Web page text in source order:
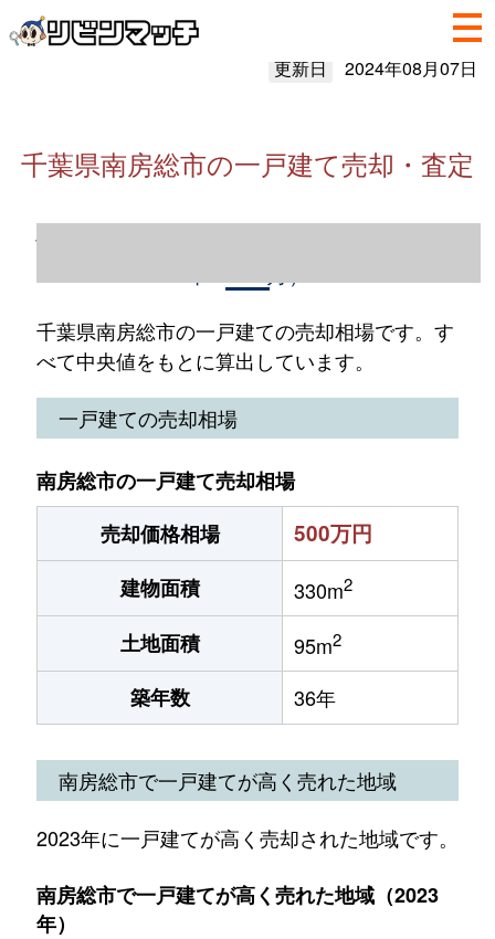
更新日 2024年08月07日
千葉県南房総市の一戸建て売却・査定
千葉県南房総市の一戸建て売却情報（2023
千葉県南房総市の一戸建ての売却相場です。す
べて中央値をもとに算出しています。
一戸建ての売却相場
南房総市の一戸建て売却相場
売却価格相場
500万円
建物面積 330m2
土地面積 95m2
築年数 36年
南房総市で一戸建てが高く売れた地域
2023年に一戸建てが高く売却された地域です。
南房総市で一戸建てが高く売れた地域（2023
年）